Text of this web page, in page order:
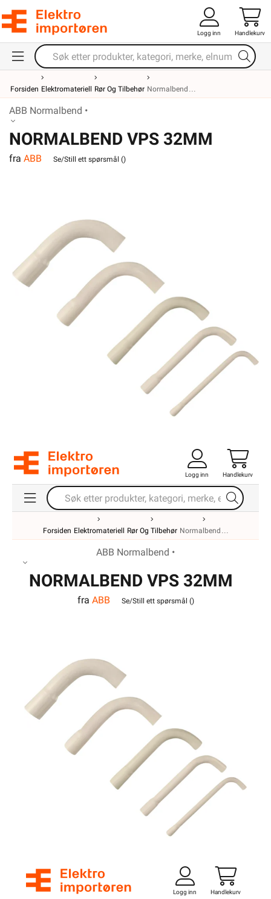
Logg inn Handlekurv
Forsiden Elektromateriell Rør Og Tilbehør Normalbend
ABB Normalbend •
NORMALBEND VPS 32MM
fra ABB Se/Still ett spørsmål ()
Logg inn Handlekurv
Forsiden Elektromateriell Rør Og Tilbehør Normalbend
ABB Normalbend •
NORMALBEND VPS 32MM
fra ABB Se/Still ett spørsmål ()
Logg inn Handlekurv